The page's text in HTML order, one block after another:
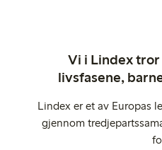
Vi i Lindex
livsfasene,
Lindex er et av Europas
gjennom